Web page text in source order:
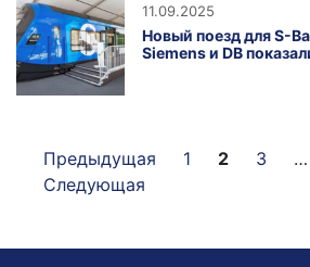
11.09.2025
Новый поезд для S-
Siemens и DB
Предыдущая 1 2 3 …
Следующая